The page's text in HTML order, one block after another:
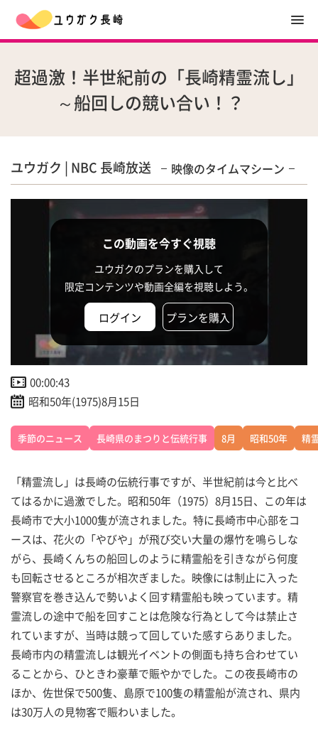
超過激！半世紀前の「長崎精霊流し」
～船回しの競い合い！？
ユウガク | NBC 長崎放送 映像のタイムマシーン
この動画を今すぐ視聴
ユウガクのプランを購入して
限定コンテンツや動画全編を視聴しよう。
ログイン プランを購入
00:00:43
昭和50年(1975)8月15日
季節のニュース 長崎県のまつりと伝統行事 8月 昭和50年 精
「精霊流し」は長崎の伝統行事ですが、半世紀前は今と比べ
てはるかに過激でした。昭和50年（1975）8月15日、この年は
長崎市で大小1000隻が流されました。特に長崎市中心部をコ
ースは、花火の「やびや」が飛び交い大量の爆竹を鳴らしな
がら、長崎くんちの船回しのように精霊船を引きながら何度
も回転させるところが相次ぎました。映像には制止に入った
警察官を巻き込んで勢いよく回す精霊船も映っています。精
霊流しの途中で船を回すことは危険な行為として今は禁止さ
れていますが、当時は競って回していた感すらありました。
長崎市内の精霊流しは観光イベントの側面も持ち合わせてい
ることから、ひときわ豪華で賑やかでした。この夜長崎市の
ほか、佐世保で500隻、島原で100隻の精霊船が流され、県内
は30万人の見物客で賑わいました。